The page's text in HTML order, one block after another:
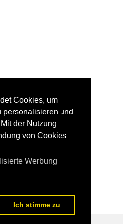
Cookies, um
personalisieren und
der Nutzung
von Cookies
Werbung
Ich stimme zu